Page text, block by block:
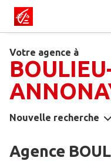
Votre agence à
Nouvelle recherche
Agence